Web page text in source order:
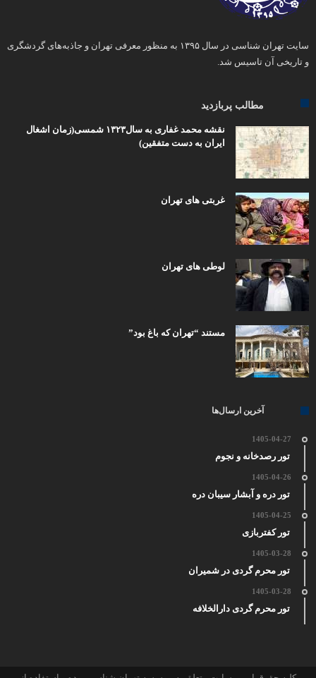
سایت تهران شناسی در سال ۱۳۹۵ به منظور معرفی تهران و جاذبه‌های گردشگری
و تاریخی آن تاسیس شد.
مطالب پربازدید
نقشه محمد غفاری به سال۱۳۲۳ شمسی(زمان اشغال
ایران به دست متفقین)
غربتی های تهران
لوطی های تهران
مستند “تهران که باغ بود”
آخرین ارسال‌ها
1405-04-27
تور رصدخانه و نجوم
1405-04-26
تور دره و آبشار سیبان دره
1405-04-25
تور کفتربازی
1405-03-28
تور محرم گردی در شمیران
1405-03-28
تور محرم گردی دارالخلافه